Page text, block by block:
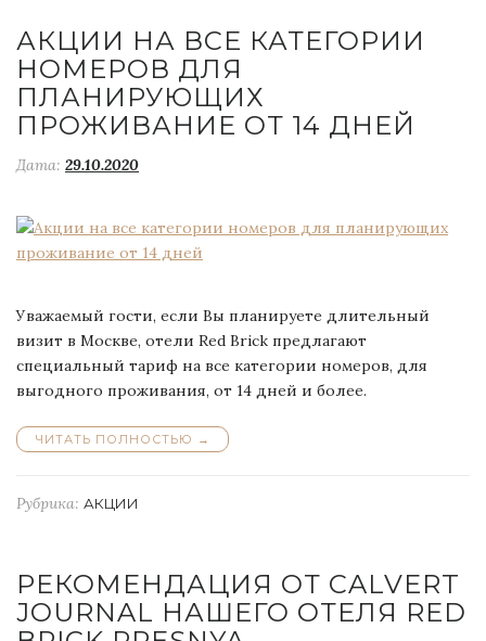
АКЦИИ НА ВСЕ КАТЕГОРИИ
НОМЕРОВ ДЛЯ
ПЛАНИРУЮЩИХ
ПРОЖИВАНИЕ ОТ 14 ДНЕЙ
Дата: 29.10.2020
Уважаемый гости, если Вы планируете длительный
визит в Москве, отели Red Brick предлагают
специальный тариф на все категории номеров, для
выгодного проживания, от 14 дней и более.
ЧИТАТЬ ПОЛНОСТЬЮ “АКЦИИ
ПРОЖИВАНИЕ
ОТ
14
ДНЕЙ”
→
Рубрика: АКЦИИ
РЕКОМЕНДАЦИЯ ОТ СALVERT
JOURNAL НАШЕГО ОТЕЛЯ RED